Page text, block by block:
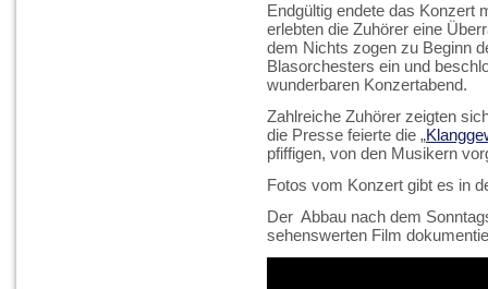
Endgültig endete das Konzert
erlebten die Zuhörer eine
dem Nichts zogen zu Beginn
Blasorchesters ein und
wunderbaren Konzertabend.
Zahlreiche Zuhörer zeigten
die Presse feierte die „
pfiffigen, von den Musikern
Fotos vom Konzert gibt es in
Der Abbau nach dem
sehenswerten Film